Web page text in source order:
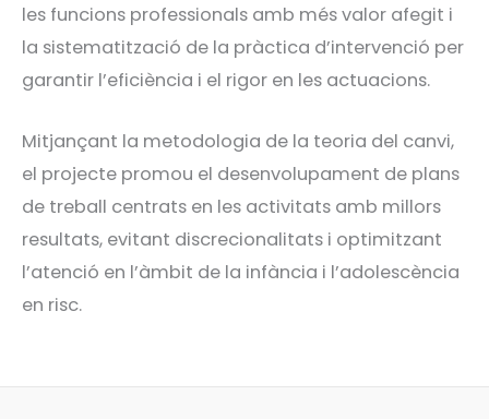
les funcions professionals amb més valor afegit i
la sistematització de la pràctica d’intervenció per
garantir l’eficiència i el rigor en les actuacions.
Mitjançant la metodologia de la teoria del canvi,
el projecte promou el desenvolupament de plans
de treball centrats en les activitats amb millors
resultats, evitant discrecionalitats i optimitzant
l’atenció en l’àmbit de la infància i l’adolescència
en risc.